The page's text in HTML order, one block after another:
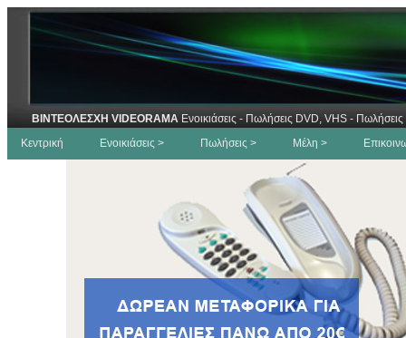
ΒΙΝΤΕΟΛΕΣΧΗ VIDEORAMA Ενοικιάσεις - Πωλήσεις DVD, VHS -
Κεντρική
Ενοικιάσεις > Πωλήσεις > Μέλη >